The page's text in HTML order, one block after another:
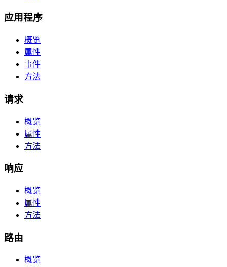
应用程序
概览
属性
事件
方法
请求
概览
属性
方法
响应
概览
属性
方法
路由
概览